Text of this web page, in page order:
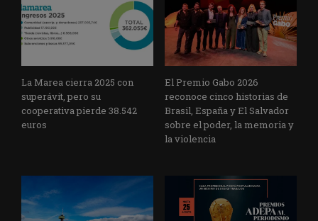
La Marea cierra 2025 con
superávit, pero su
cooperativa pierde 38.542
euros
El Premio Gabo 2026
reconoce cinco historias de
Brasil, España y El Salvador
sobre el poder, la memoria y
la violencia